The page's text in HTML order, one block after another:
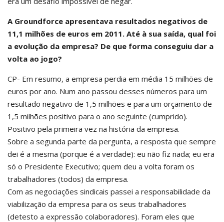
A Groundforce apresentava resultados negativos de
11,1 milhões de euros em 2011. Até à sua saída, qual foi
a evolução da empresa? De que forma conseguiu dar a
volta ao jogo?
CP- Em resumo, a empresa perdia em média 15 milhões de
euros por ano. Num ano passou desses números para um
resultado negativo de 1,5 milhões e para um orçamento de
1,5 milhões positivo para o ano seguinte (cumprido).
Positivo pela primeira vez na história da empresa.
Sobre a segunda parte da pergunta, a resposta que sempre
dei é a mesma (porque é a verdade): eu não fiz nada; eu era
só o Presidente Executivo; quem deu a volta foram os
trabalhadores (todos) da empresa.
Com as negociações sindicais passei a responsabilidade da
viabilização da empresa para os seus trabalhadores
(detesto a expressão colaboradores). Foram eles que